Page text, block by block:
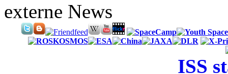
externe News
ISS